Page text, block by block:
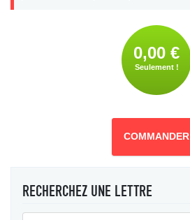
0,00 €
Seulement !
COMMANDER
RECHERCHEZ UNE LETTRE